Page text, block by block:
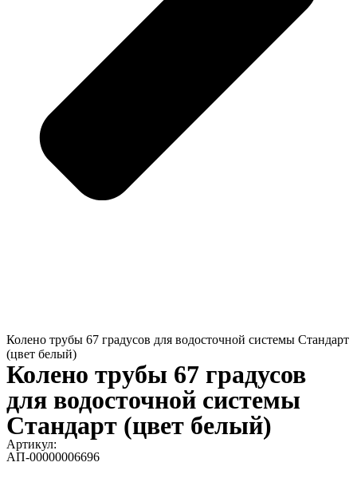
Колено трубы 67 градусов для водосточной системы Стандарт
(цвет белый)
Колено трубы 67 градусов
для водосточной системы
Стандарт (цвет белый)
Артикул:
АП-00000006696